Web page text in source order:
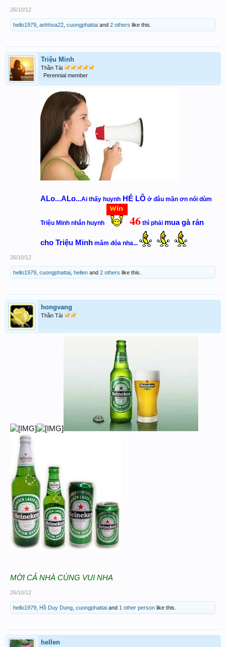
26/10/12
hello1979 anhhoa22 cuongphattai and 2 others like this.
Triệu Minh
Thần Tài
Perennial member
ALo...ALo...Ai thấy huynh HÉ LÔ ở đâu mần ơn nói dùm
Triệu Minh nhắn huynh 46 thì phải mua gà rán
cho Triệu Minh măm đóa nha...
26/10/12
hello1979 cuongphattai hellen and 2 others like this.
hongvang
Thần Tài
MỜI CẢ NHÀ CÙNG VUI NHA
26/10/12
hello1979 Hồ Duy Dung cuongphattai and 1 other person like this.
hellen